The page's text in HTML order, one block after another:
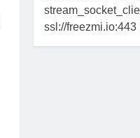
ssl://